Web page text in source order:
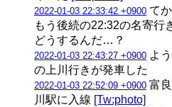
2022-01-03 22:33:42 +0900 て
もう後続の22:32の名寄
どうするんだ…？
2022-01-03 22:43:27 +0900 よ
の上川行きが発車した
2022-01-03 22:52:09 +0900 富
川駅に入線 [Tw:photo]